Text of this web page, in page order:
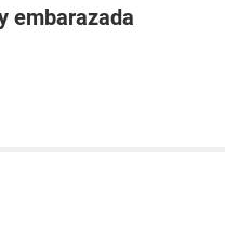
embarazada